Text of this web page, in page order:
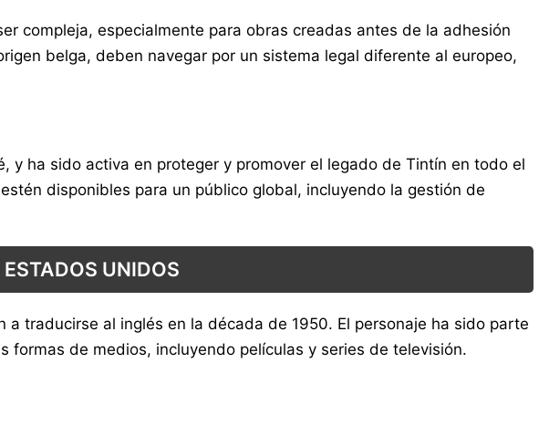
compleja, especialmente para obras creadas antes de la adhesión
belga, deben navegar por un sistema legal diferente al europeo,
y ha sido activa en proteger y promover el legado de Tintín en todo el
disponibles para un público global, incluyendo la gestión de
UNIDOS
traducirse al inglés en la década de 1950. El personaje ha sido parte
de medios, incluyendo películas y series de televisión.